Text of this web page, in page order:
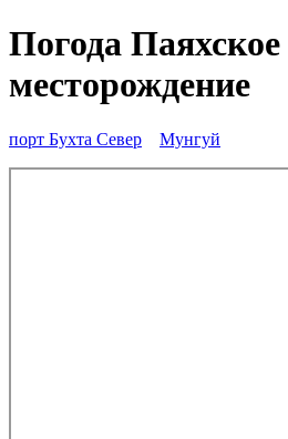
Погода Паяхское
месторождение
порт Бухта Север Мунгуй